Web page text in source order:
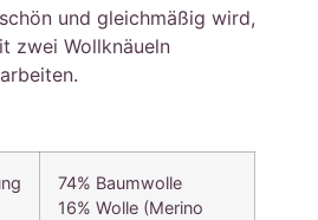
und gleichmäßig wird,
zwei Wollknäueln
74% Baumwolle
16% Wolle (Merino